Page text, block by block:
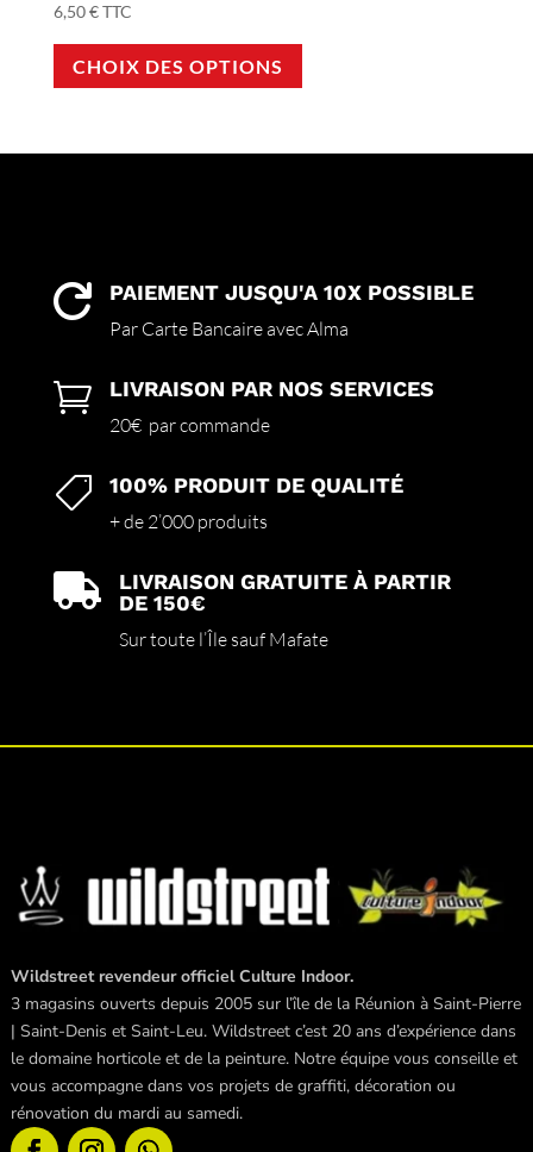
6,50€TTC
CHOIX DES OPTIONS
a
choisies
la
du
 PAIEMENT JUSQU'A 10X POSSIBLE
Par Carte Bancaire avec Alma
 LIVRAISON PAR NOS SERVICES
20€ par commande
 100% PRODUIT DE QUALITÉ
+ de 2’000 produits

LIVRAISON GRATUITE À PARTIR
DE 150€
Sur toute l’Île sauf Mafate
Wildstreet revendeur officiel Culture Indoor.
3 magasins ouverts depuis 2005 sur l’île de la Réunion à Saint-Pierre
| Saint-Denis et Saint-Leu. Wildstreet c’est 20 ans d’expérience dans
le domaine horticole et de la peinture. Notre équipe vous conseille et
vous accompagne dans vos projets de graffiti, décoration ou
rénovation du mardi au samedi.